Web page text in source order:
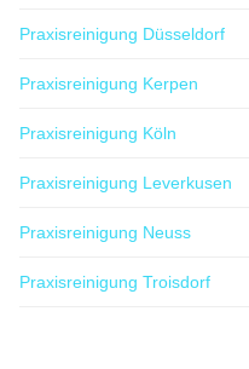
Praxisreinigung Düsseldorf
Praxisreinigung Kerpen
Praxisreinigung Köln
Praxisreinigung Leverkusen
Praxisreinigung Neuss
Praxisreinigung Troisdorf